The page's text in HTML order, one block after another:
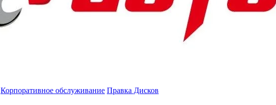
Корпоративное обслуживание Правка Дисков